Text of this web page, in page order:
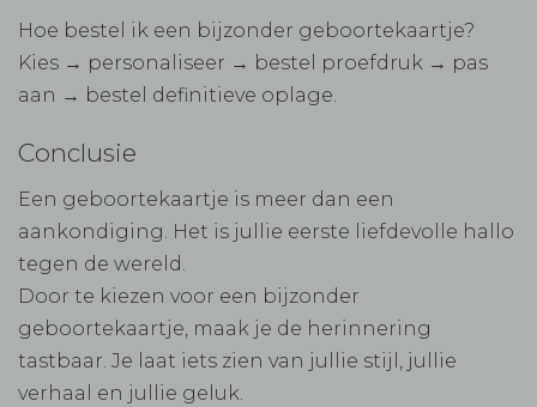
Hoe bestel ik een bijzonder geboortekaartje?
Kies → personaliseer → bestel proefdruk → pas
aan → bestel definitieve oplage.
Conclusie
Een geboortekaartje is meer dan een
aankondiging. Het is jullie eerste liefdevolle hallo
tegen de wereld.
Door te kiezen voor een bijzonder
geboortekaartje, maak je de herinnering
tastbaar. Je laat iets zien van jullie stijl, jullie
verhaal en jullie geluk.